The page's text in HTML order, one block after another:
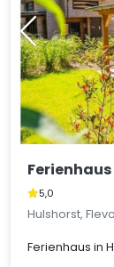
5,0
Hulshorst,
Ferienhaus in